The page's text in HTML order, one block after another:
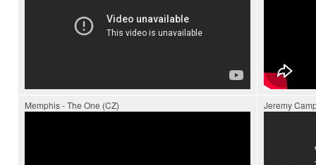
Memphis - The One (CZ) Jeremy